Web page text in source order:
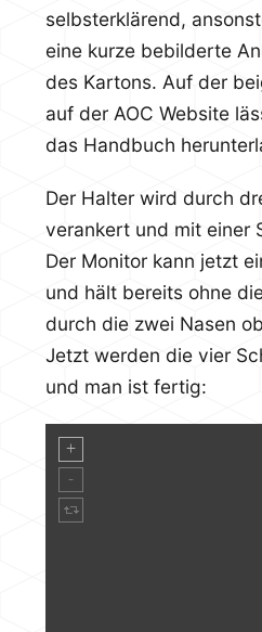
selbsterklärend,
eine kurze bebilderte
des Kartons. Auf der
auf der AOC Website
das Handbuch
Der Halter wird durch
verankert und mit einer
Der Monitor kann jetzt
und hält bereits ohne
durch die zwei Nasen
Jetzt werden die vier
und man ist fertig: